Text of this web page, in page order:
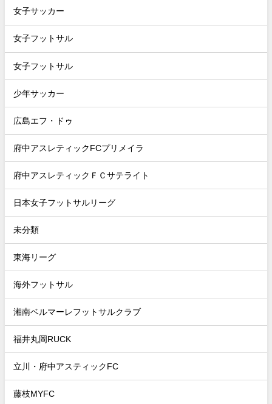
女子サッカー
女子フットサル
女子フットサル
少年サッカー
広島エフ・ドゥ
府中アスレティックFCプリメイラ
府中アスレティックＦＣサテライト
日本女子フットサルリーグ
未分類
東海リーグ
海外フットサル
湘南ベルマーレフットサルクラブ
福井丸岡RUCK
立川・府中アスティックFC
藤枝MYFC